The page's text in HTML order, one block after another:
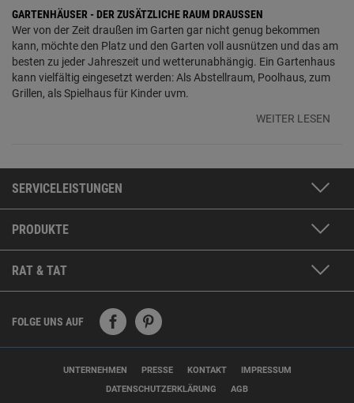
GARTENHÄUSER - DER ZUSÄTZLICHE RAUM DRAUSSEN
Wer von der Zeit draußen im Garten gar nicht genug bekommen
kann, möchte den Platz und den Garten voll ausnützen und das am
besten zu jeder Jahreszeit und wetterunabhängig. Ein Gartenhaus
kann vielfältig eingesetzt werden: Als Abstellraum, Poolhaus, zum
Grillen, als Spielhaus für Kinder uvm.
WEITER LESEN
SERVICELEISTUNGEN
PRODUKTE
RAT & TAT
FOLGE UNS AUF
UNTERNEHMEN PRESSE KONTAKT
IMPRESSUM
DATENSCHUTZERKLÄRUNG
AGB